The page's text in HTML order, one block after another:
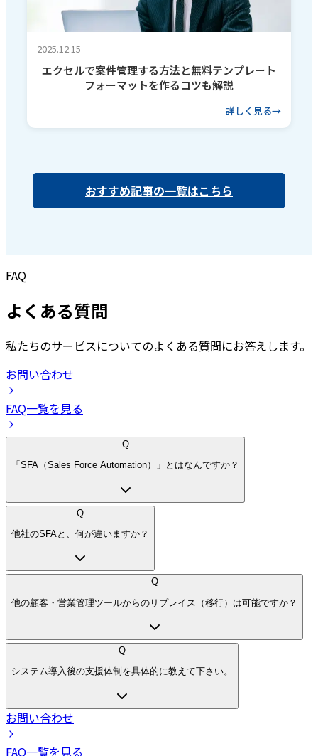
2025.12.15
エクセルで案件管理する方法と無料テンプレート
フォーマットを作るコツも解説
詳しく見る
おすすめ記事の一覧はこちら
FAQ
よくある質問
私たちのサービスについてのよくある質問にお答えします。
お問い合わせ
FAQ一覧を見る
Q
「SFA（Sales Force Automation）」とはなんですか？
Q
他社のSFAと、何が違いますか？
Q
他の顧客・営業管理ツールからのリプレイス（移行）は可能ですか？
Q
システム導入後の支援体制を具体的に教えて下さい。
お問い合わせ
FAQ一覧を見る